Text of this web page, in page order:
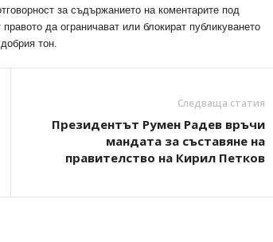
за съдържанието на коментарите под
да ограничават или блокират публикуването
тон.
Следваща статия
Президентът Румен Радев връчи
мандата за съставяне на
правителство на Кирил Петков